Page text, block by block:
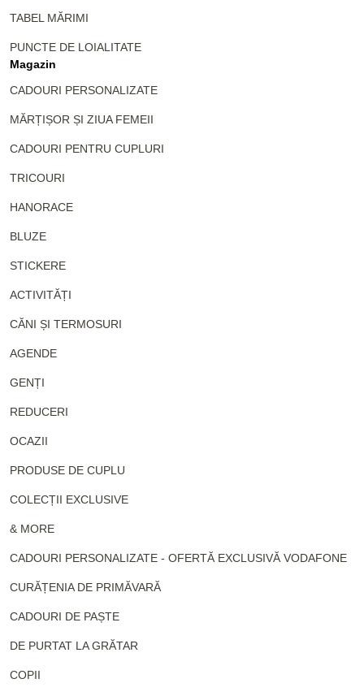
TABEL MĂRIMI
PUNCTE DE LOIALITATE
Magazin
CADOURI PERSONALIZATE
MĂRȚIȘOR ȘI ZIUA FEMEII
CADOURI PENTRU CUPLURI
TRICOURI
HANORACE
BLUZE
STICKERE
ACTIVITĂȚI
CĂNI ȘI TERMOSURI
AGENDE
GENȚI
REDUCERI
OCAZII
PRODUSE DE CUPLU
COLECȚII EXCLUSIVE
& MORE
CADOURI PERSONALIZATE - OFERTĂ EXCLUSIVĂ VODAFONE
CURĂȚENIA DE PRIMĂVARĂ
CADOURI DE PAȘTE
DE PURTAT LA GRĂTAR
COPII